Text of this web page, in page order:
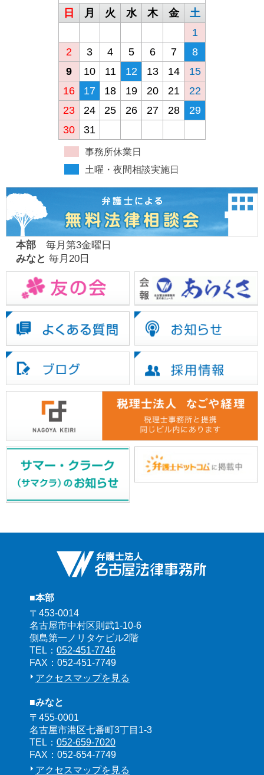
日
月 火 水 木 金
土
1
2
3 4 5 6 7
8
9
10 11 12 13 14
15
16
17 18 19 20 21
22
23
24 25 26 27 28
29
30
31
事務所休業日
土曜・夜間相談実施日
本部毎月第3金曜日
みなと 毎月20日
■本部
〒453-0014
名古屋市中村区則武1-10-6
側島第一ノリタケビル2階
TEL： 052-451-7746
FAX：052-451-7749
アクセスマップを見る
■みなと
〒455-0001
名古屋市港区七番町3丁目1-3
TEL： 052-659-7020
FAX：052-654-7749
アクセスマップを見る